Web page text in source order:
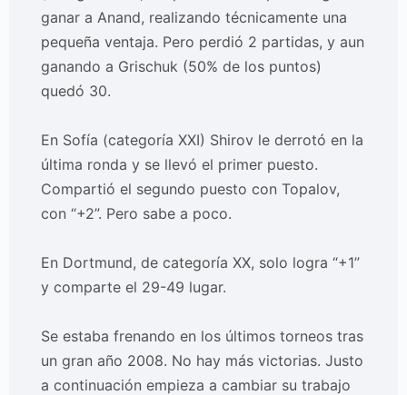
ganar a Anand, realizando técnicamente una
pequeña ventaja. Pero perdió 2 partidas, y aun
ganando a Grischuk (50% de los puntos)
quedó 30.
En Sofía (categoría XXI) Shirov le derrotó en la
última ronda y se llevó el primer puesto.
Compartió el segundo puesto con Topalov,
con “+2”. Pero sabe a poco.
En Dortmund, de categoría XX, solo logra “+1”
y comparte el 29-49 lugar.
Se estaba frenando en los últimos torneos tras
un gran año 2008. No hay más victorias. Justo
a continuación empieza a cambiar su trabajo